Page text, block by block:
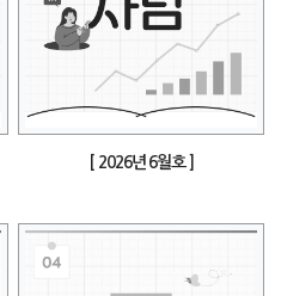
[ 2026년 6월호 ]